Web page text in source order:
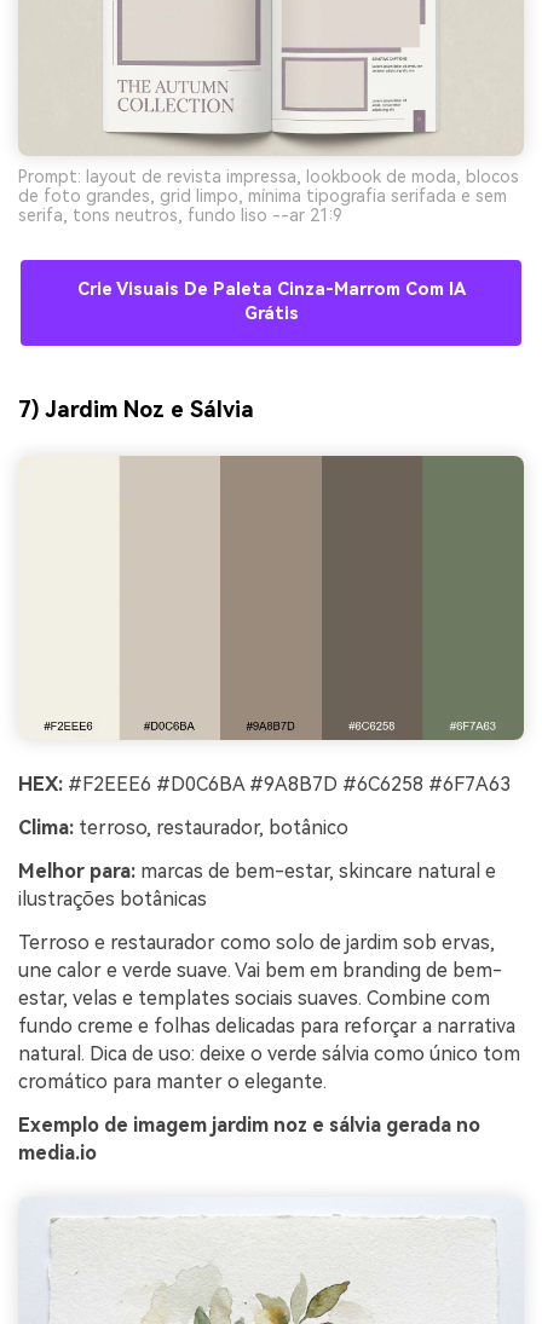
Prompt: layout de revista impressa, lookbook de moda, blocos
de foto grandes, grid limpo, mínima tipografia serifada e sem
serifa, tons neutros, fundo liso --ar 21:9
Crie Visuais De Paleta Cinza-Marrom Com IA
Grátis
7) Jardim Noz e Sálvia
HEX: #F2EEE6 #D0C6BA #9A8B7D #6C6258 #6F7A63
Clima: terroso, restaurador, botânico
Melhor para: marcas de bem-estar, skincare natural e
ilustrações botânicas
Terroso e restaurador como solo de jardim sob ervas,
une calor e verde suave. Vai bem em branding de bem-
estar, velas e templates sociais suaves. Combine com
fundo creme e folhas delicadas para reforçar a narrativa
natural. Dica de uso: deixe o verde sálvia como único tom
cromático para manter o elegante.
Exemplo de imagem jardim noz e sálvia gerada no
media.io